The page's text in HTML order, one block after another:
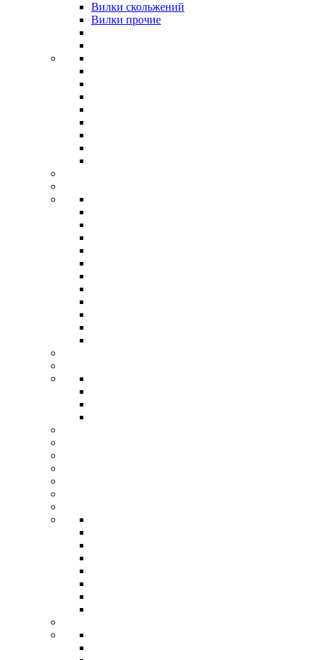
Вилки скольжений
Вилки прочие